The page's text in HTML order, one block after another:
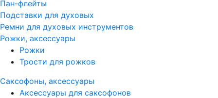
Пан-флейты
Подставки для духовых
Ремни для духовых инструментов
Рожки, аксессуары
Рожки
Трости для рожков
Саксофоны, аксессуары
Аксессуары для саксофонов